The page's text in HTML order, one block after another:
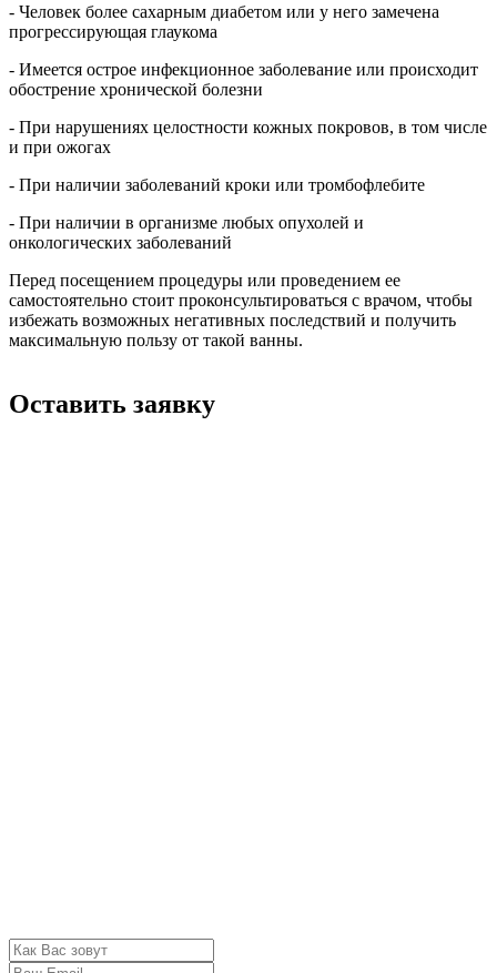
- Человек более сахарным диабетом или у него замечена
прогрессирующая глаукома
- Имеется острое инфекционное заболевание или происходит
обострение хронической болезни
- При нарушениях целостности кожных покровов, в том числе
и при ожогах
- При наличии заболеваний кроки или тромбофлебите
- При наличии в организме любых опухолей и
онкологических заболеваний
Перед посещением процедуры или проведением ее
самостоятельно стоит проконсультироваться с врачом, чтобы
избежать возможных негативных последствий и получить
максимальную пользу от такой ванны.
Оставить заявку